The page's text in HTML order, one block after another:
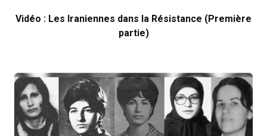
Vidéo : Les Iraniennes dans la Résistance (Première
partie)